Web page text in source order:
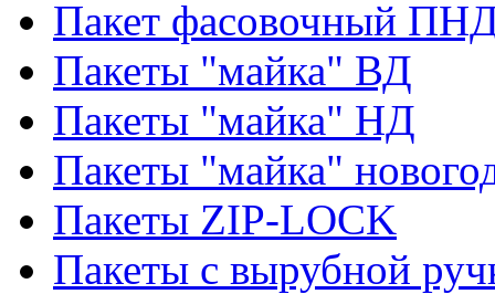
Пакет фасовочный
Пакеты "майка" ВД
Пакеты "майка" НД
Пакеты "майка"
Пакеты ZIP-LOCK
Пакеты с вырубной